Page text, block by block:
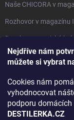
Nejdříve nám
můžete si vybrat
Cookies nám
vyhodnocovat
podporu
DESTILERKA.CZ
Naše CHICORA v
Rozhovor v magazínu
Bourbon, americká
Napsali v TÝDNU o
Rozhovor s
Jak vybrat dárek na